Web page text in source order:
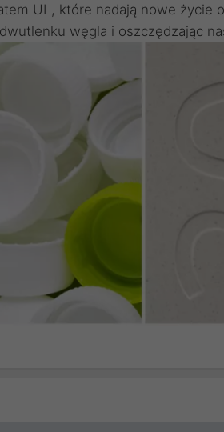
UL, które nadają nowe życie
węgla i oszczędzając